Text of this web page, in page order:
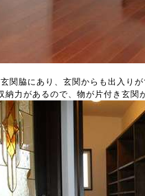
関脇にあり、玄関からも出入り
納力があるので、物が片付き玄関